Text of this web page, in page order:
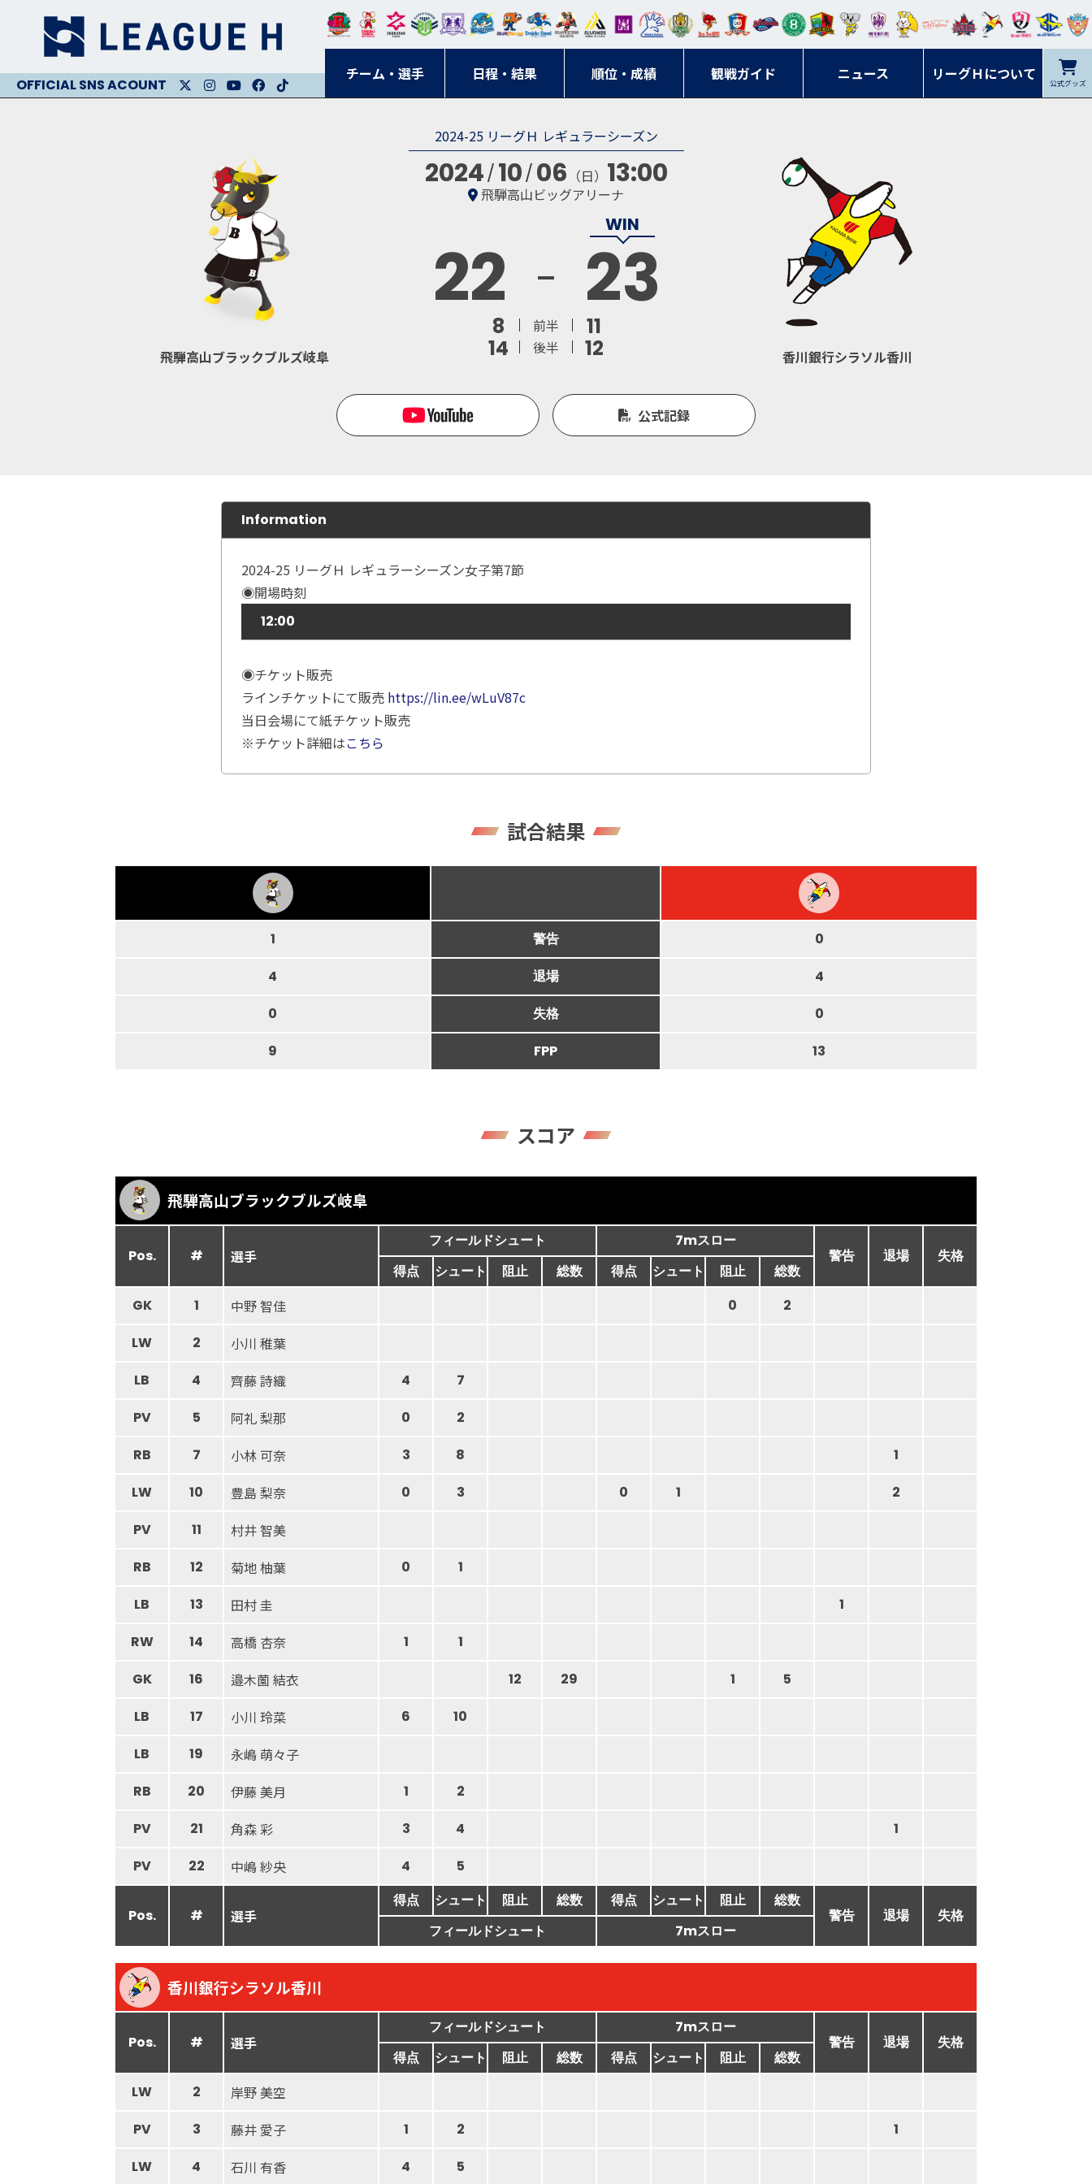
チーム・選手 日程・結果 順位・成績 観戦ガイド ニュース リーグＨについて 公式グッズ
東日
本レ
ガロ
オー
ソル
埼玉
クス
ター
東京
BM
川
ドリ
ーム
ス
寺ブ
ルー
サン
ーフ
ァル
コン
屋
ニッ キン
ス大
阪
エゾハン
ブ
ンウ
ルヴ
ス福
ルネ コラ
ンマ
ーレ
ービ
ー石
ック 名古
オレ
ット
ツ
フォ
ーレ
岡山
イプ
ルレ
ッズ
シラ トピ
ンデ
ィー
クヤ
鹿児
島
2024-25 リーグＨ レギュラーシーズン
飛騨高山ブラックブルズ岐阜
2024 10 06 （日） 13:00
飛騨高山ビッグアリーナ
22 23
8 前半
11
14
後半 12 香川銀行シラソル香川
公式記録
Information
2024-25 リーグＨ レギュラーシーズン女子第7節
◉開場時刻
12:00
◉チケット販売
ラインチケットにて販売 https://lin.ee/wLuV87c
当日会場にて紙チケット販売
※チケット詳細はこちら
試合結果
1 警告
0
4
退場
4
0
失格
0
9
FPP 13
スコア
飛騨高山ブラックブルズ岐阜
Pos. # 選手
フィールドシュート
7mスロー
警告
退場
失格
得点
シュート 阻止 総数 得点 シュート 阻止
総数
GK
1 中野 智佳 0
2
LW
2 小川 稚葉
LB 4 齊藤 詩織 4
7
PV
5 阿礼 梨那 0
2
RB
7 小林 可奈 3 8
1
LW
10 豊島 梨奈 0 3 0 1
2
PV
11 村井 智美
RB 12 菊地 柚葉 0
1
LB
13 田村 圭
1
RW
14 高橋 杏奈 1
1
GK
16 邉木薗 結衣 12 29 1
5
LB
17 小川 玲菜 6
10
LB
19 永嶋 萌々子
RB 20 伊藤 美月 1
2
PV
21 角森 彩 3 4
1
PV
22 中嶋 紗央 4 5
Pos. # 選手
得点 シュート 阻止 総数 得点 シュート 阻止
総数
警告
退場
失格
フィールドシュート
7mスロー
香川銀行シラソル香川
Pos. # 選手
フィールドシュート
7mスロー
警告
退場
失格
得点
シュート 阻止 総数 得点 シュート 阻止
総数
LW
2 岸野 美空
PV 3 藤井 愛子 1 2
1
LW
4 石川 有香 4
5